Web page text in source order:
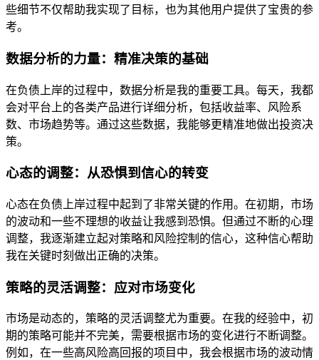
些细节不仅帮助我实现了目标，也为其他用户提供了宝贵的参
考。
数据分析的力量：精准决策的基础
在负债上岸的过程中，数据分析是我的重要工具。每天，我都
会对平台上的各类产品进行详细分析，包括收益率、风险系
数、市场趋势等。通过这些数据，我能够更精准地做出投资决
策。
心态的调整：从恐惧到信心的转变
心态在负债上岸过程中起到了非常关键的作用。在初期，市场
的波动和一些不理想的收益让我感到恐惧。但通过不断的心理
调整，我逐渐建立起对策略和风险控制的信心，这种信心帮助
我在关键时刻做出正确的决策。
策略的灵活调整：应对市场变化
市场是动态的，策略的灵活调整尤为重要。在我的经验中，初
期的策略可能并不完美，需要根据市场的变化进行不断调整。
例如，在一些高风险高回报的项目中，我会根据市场的波动情